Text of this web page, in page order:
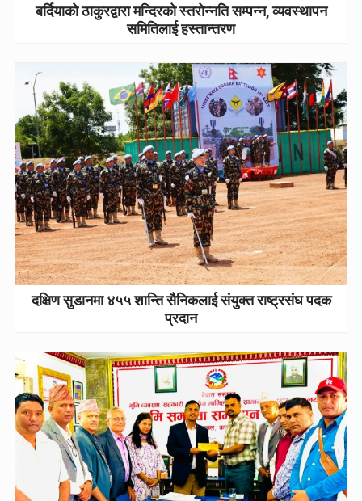
बर्दियाको ठाकुरद्वारा मन्दिरको स्तरोन्नति सम्पन्न, व्यवस्थापन
समितिलाई हस्तान्तरण
दक्षिण सुडानमा ४५५ शान्ति सैनिकलाई संयुक्त राष्ट्रसंघ पदक
प्रदान